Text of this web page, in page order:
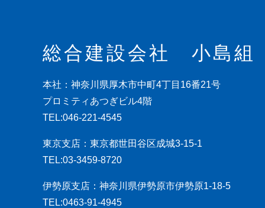
総合建設会社 小島組
本社：神奈川県厚木市中町4丁目16番21号
プロミティあつぎビル4階
TEL:046-221-4545
東京支店：東京都世田谷区成城3-15-1
TEL:03-3459-8720
伊勢原支店：神奈川県伊勢原市伊勢原1-18-5
TEL:0463-91-4945